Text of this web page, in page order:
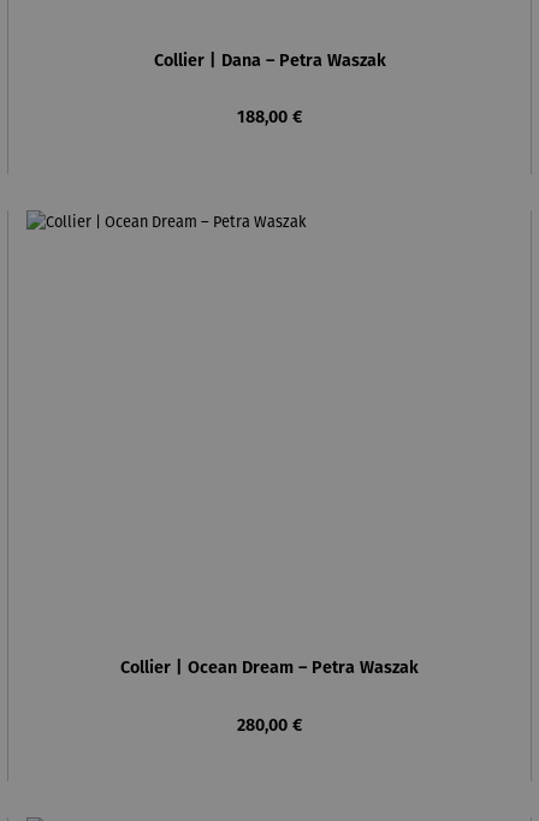
Collier | Dana – Petra Waszak
Regulärer Preis:
188,00 €
Collier | Ocean Dream – Petra Waszak
Regulärer Preis:
280,00 €